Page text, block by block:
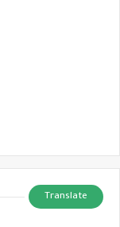
Translate